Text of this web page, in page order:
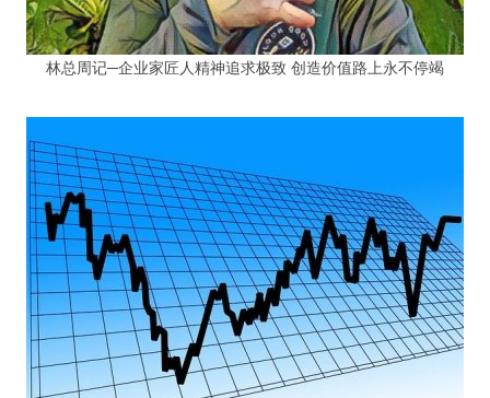
林总周记─企业家匠人精神追求极致 创造价值路上永不停竭